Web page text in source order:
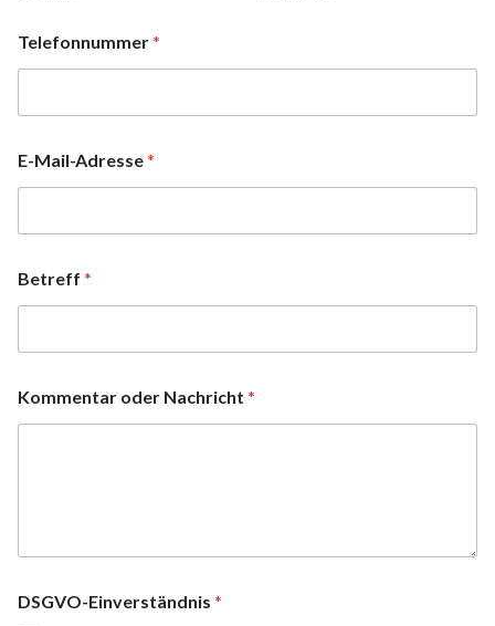
Telefonnummer*
E-Mail-Adresse*
Betreff *
Kommentar oder Nachricht *
DSGVO-Einverständnis *